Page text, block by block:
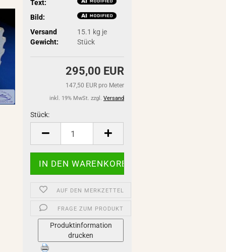
Text:
Bild:
Versand
Gewicht:
15.1 kg je
Stück
295,00 EUR
147,50 EUR pro Meter
inkl. 19% MwSt. zzgl. Versand
Stück:
Stück
AUF DEN MERKZETTEL
FRAGE ZUM PRODUKT
Produktinformation
drucken